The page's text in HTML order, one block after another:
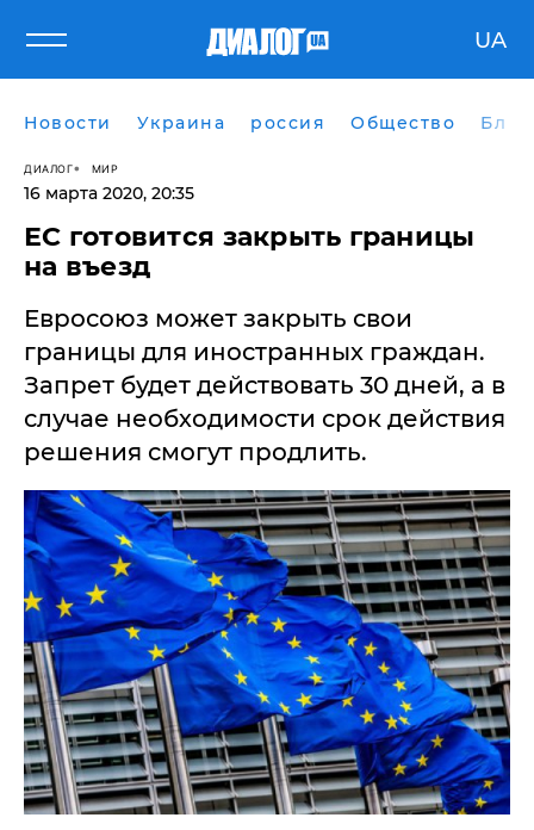
UA
Новости Украина россия Общество
ДИАЛОГ МИР
16 марта 2020, 20:35
ЕС готовится закрыть границы
на въезд
Евросоюз может закрыть свои
границы для иностранных граждан.
Запрет будет действовать 30 дней, а в
случае необходимости срок действия
решения смогут продлить.